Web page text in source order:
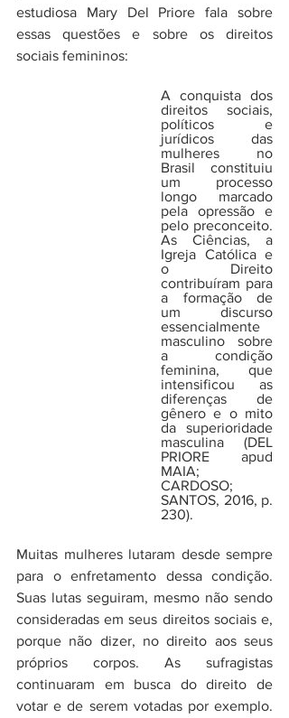
estudiosa Mary Del Priore fala sobre
essas questões e sobre os direitos
sociais femininos:
A conquista dos
direitos sociais,
políticos e
jurídicos das
mulheres no
Brasil constituiu
um processo
longo marcado
pela opressão e
pelo preconceito.
As Ciências, a
Igreja Católica e
o Direito
contribuíram para
a formação de
um discurso
essencialmente
masculino sobre
a condição
feminina, que
intensificou as
diferenças de
gênero e o mito
da superioridade
masculina (DEL
PRIORE apud
MAIA;
CARDOSO;
SANTOS, 2016, p.
230).
Muitas mulheres lutaram desde sempre
para o enfretamento dessa condição.
Suas lutas seguiram, mesmo não sendo
consideradas em seus direitos sociais e,
porque não dizer, no direito aos seus
próprios corpos. As sufragistas
continuaram em busca do direito de
votar e de serem votadas por exemplo.